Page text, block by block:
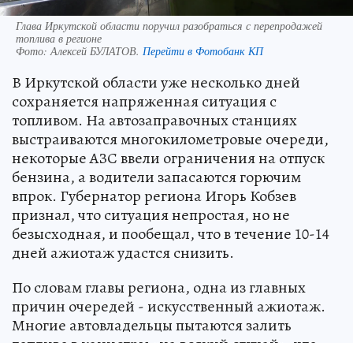
Глава Иркутской области поручил разобраться с перепродажей
топлива в регионе
Фото:Алексей БУЛАТОВ. Перейти в Фотобанк КП
В Иркутской области уже несколько дней
сохраняется напряженная ситуация с
топливом. На автозаправочных станциях
выстраиваются многокилометровые очереди,
некоторые АЗС ввели ограничения на отпуск
бензина, а водители запасаются горючим
впрок. Губернатор региона Игорь Кобзев
признал, что ситуация непростая, но не
безысходная, и пообещал, что в течение 10-14
дней ажиотаж удастся снизить.
По словам главы региона, одна из главных
причин очередей - искусственный ажиотаж.
Многие автовладельцы пытаются залить